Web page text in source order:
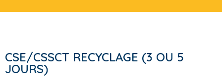
CSE/CSSCT RECYCLAGE (3 OU 5
JOURS)